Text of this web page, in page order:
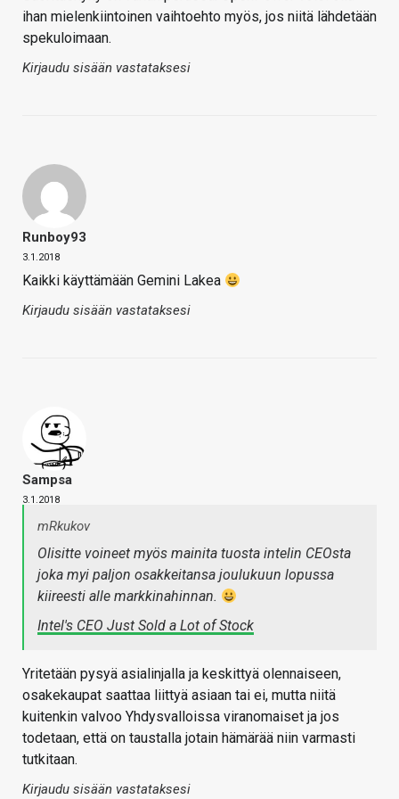
ihan mielenkiintoinen vaihtoehto myös, jos niitä lähdetään
spekuloimaan.
Kirjaudu sisään vastataksesi
Runboy93
3.1.2018
Kaikki käyttämään Gemini Lakea
Kirjaudu sisään vastataksesi
Sampsa
3.1.2018
mRkukov
Olisitte voineet myös mainita tuosta intelin CEOsta
joka myi paljon osakkeitansa joulukuun lopussa
kiireesti alle markkinahinnan.
Intel's CEO Just Sold a Lot of Stock
Yritetään pysyä asialinjalla ja keskittyä olennaiseen,
osakekaupat saattaa liittyä asiaan tai ei, mutta niitä
kuitenkin valvoo Yhdysvalloissa viranomaiset ja jos
todetaan, että on taustalla jotain hämärää niin varmasti
tutkitaan.
Kirjaudu sisään vastataksesi